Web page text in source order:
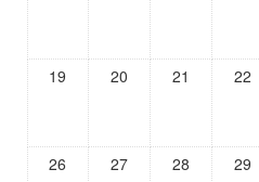
19 20 21 22
26 27 28 29